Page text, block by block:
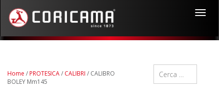
Home /PROTESICA/ CALIBRI / CALIBRO
BOLEY Mm145